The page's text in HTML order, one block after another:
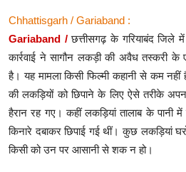
Chhattisgarh / Gariaband :
Gariaband /छत्तीसगढ़ के गरियाबंद जिले
कार्रवाई ने सागौन लकड़ी की अवैध तस्करी के
है। यह मामला किसी फिल्मी कहानी से कम नहीं
की लकड़ियों को छिपाने के लिए ऐसे तरीके
हैरान रह गए। कहीं लकड़ियां तालाब के पानी
किनारे दबाकर छिपाई गई थीं। कुछ लकड़ियां
किसी को उन पर आसानी से शक न हो।